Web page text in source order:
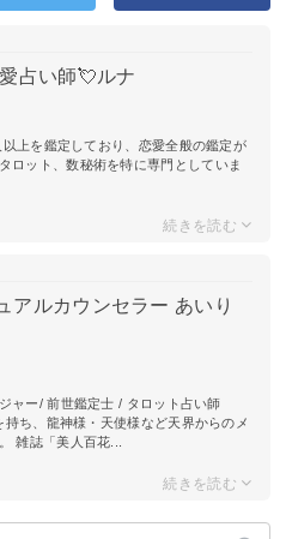
占い師💘ルナ
上を鑑定しており、恋愛全般の鑑定が
ロット、数秘術を特に専門としていま
アルカウンセラー あいり
ャー/ 前世鑑定士 / タロット占い師
ち、龍神様・天使様など天界からのメ
雑誌「美人百花...